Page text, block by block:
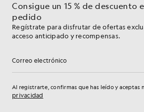
Consigue un 15 % de descuento
pedido
Regístrate para disfrutar de ofertas
acceso anticipado y recompensas.
Dirección de correo electrónico
Al registrarte, confirmas que has leído y aceptas
privacidad